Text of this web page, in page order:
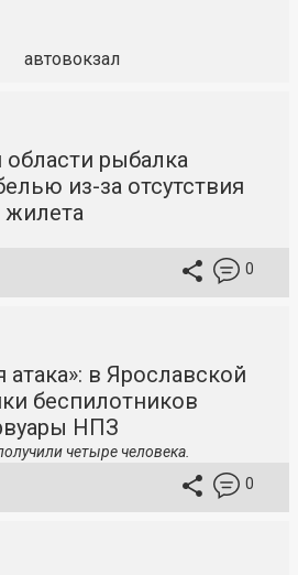
автовокзал
рыбалка
из-за отсутствия
жилета
0
атака»: в Ярославской
беспилотников
НПЗ
четыре человека.
0